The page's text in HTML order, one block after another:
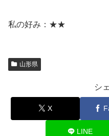
私の好み：★★
山形県
シ
X
LINE